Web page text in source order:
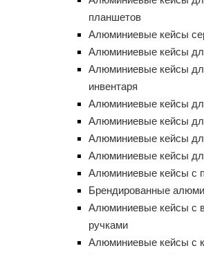
планшетов
Алюминиевые кейсы
Алюминиевые кейсы
Алюминиевые кейсы
инвентаря
Алюминиевые кейсы
Алюминиевые кейсы
Алюминиевые кейсы
Алюминиевые кейсы
Алюминиевые кейсы с
Брендированные
Алюминиевые кейсы с
ручками
Алюминиевые кейсы с